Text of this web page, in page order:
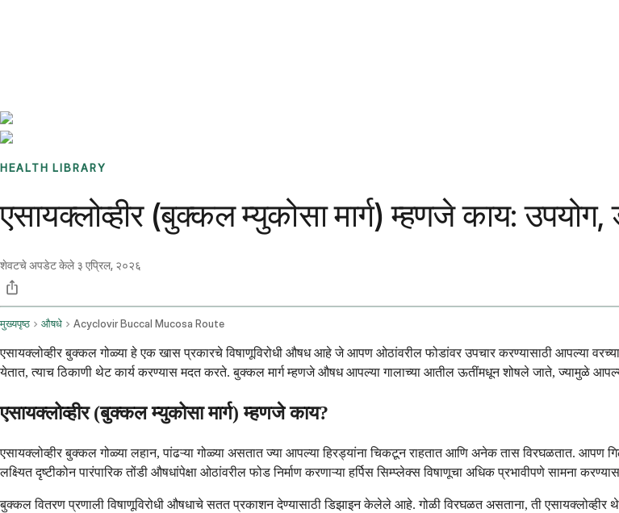
HEALTH LIBRARY
एसायक्लोव्हीर (बुक्कल म्युकोसा मार्ग) म्हणजे काय:
शेवटचे अपडेट केले ३ एप्रिल, २०२६
मुख्यपृष्ठ औषधे Acyclovir Buccal Mucosa Route
एसायक्लोव्हीर बुक्कल गोळ्या हे एक खास प्रकारचे विषाणूविरोधी औषध आहे जे आपण ओठांवरील फोडांवर उपचार करण्यासाठी आपल्या
येतात, त्याच ठिकाणी थेट कार्य करण्यास मदत करते. बुक्कल मार्ग म्हणजे औषध आपल्या गालाच्या आतील ऊतींमधून शोषले जाते, ज्यामुळे
एसायक्लोव्हीर (बुक्कल म्युकोसा मार्ग) म्हणजे काय?
एसायक्लोव्हीर बुक्कल गोळ्या लहान, पांढऱ्या गोळ्या असतात ज्या आपल्या हिरड्यांना चिकटून राहतात आणि अनेक तास विरघळतात. आपण
लक्ष्यित दृष्टीकोन पारंपारिक तोंडी औषधांपेक्षा ओठांवरील फोड निर्माण करणाऱ्या हर्पिस सिम्प्लेक्स विषाणूचा अधिक प्रभावीपणे सामना
बुक्कल वितरण प्रणाली विषाणूविरोधी औषधाचे सतत प्रकाशन देण्यासाठी डिझाइन केलेले आहे. गोळी विरघळत असताना, ती एसायक्लोव्हीर